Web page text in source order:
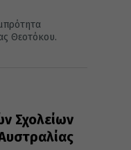
Θεοτόκου.
Σχολείων